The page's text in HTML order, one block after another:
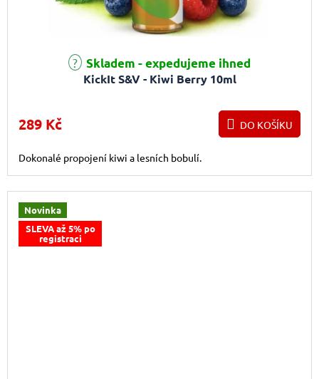
KickIt S&V - Kiwi Berry 10ml
Skladem - expedujeme ihned
289 Kč DO KOŠÍKU
Dokonalé propojení kiwi a lesních bobulí.
Novinka
SLEVA až 5% po
registraci